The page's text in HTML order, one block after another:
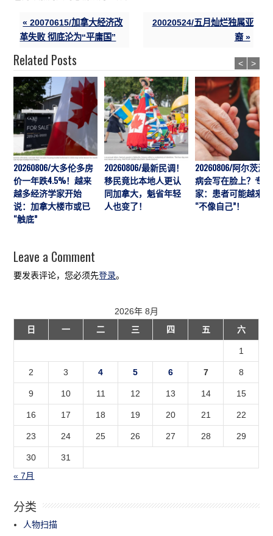
« 20070615/加拿大经济改
革失败 彻底沦为“平庸国”
20020524/五月灿烂独属亚
裔 »
Related Posts
20260806/大多伦多房
价一年跌4.5%！越来
越多经济学家开始
说：加拿大楼市或已
“触底”
20260806/最新民调！
移民竟比本地人更认
同加拿大，魁省年轻
人也变了！
20260806/阿尔茨海
病会写在脸上？专
家：患者可能越来越
“不像自己”！
< >
Leave a Comment
要发表评论，您必须先登录。
2026年 8月
日
一 二 三 四 五 六
1
2 3 4 5 6 7 8
9 10 11 12 13 14 15
16 17 18 19 20 21 22
23 24 25 26 27 28 29
30
31
« 7月
分类
人物扫描